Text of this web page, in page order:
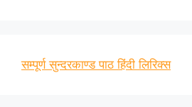
सम्पूर्ण सुन्दरकाण्ड पाठ हिंदी लिरिक्स